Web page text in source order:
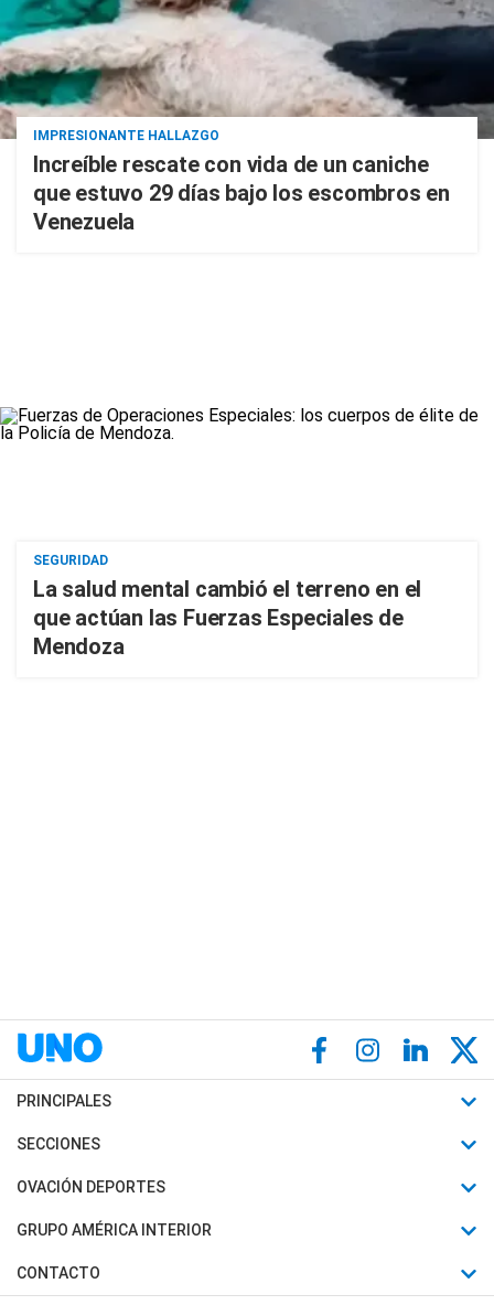
IMPRESIONANTE HALLAZGO
Increíble rescate con vida de un caniche
que estuvo 29 días bajo los escombros en
Venezuela
SEGURIDAD
La salud mental cambió el terreno en el
que actúan las Fuerzas Especiales de
Mendoza
PRINCIPALES
Últimas Noticias
Política
Judiciales
SECCIONES
Horóscopo
Motores
Trucos caseros
OVACIÓN DEPORTES
Fútbol
Mundial
Automovilismo
GRUPO AMÉRICA INTERIOR
Canal 7 en Vivo
CONTACTO